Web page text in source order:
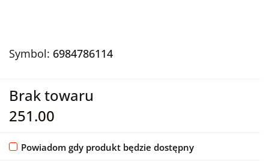
Symbol: 6984786114
Brak towaru
251.00
Powiadom gdy produkt będzie dostępny